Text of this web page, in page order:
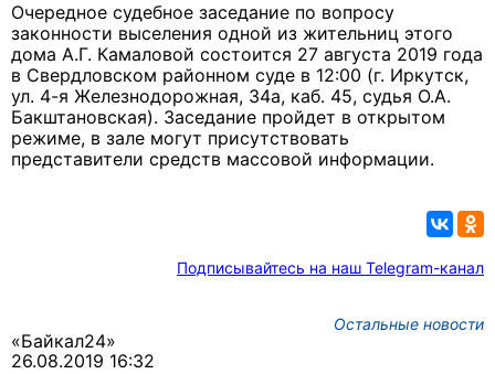
Очередное судебное заседание по вопросу
законности выселения одной из жительниц этого
дома А.Г. Камаловой состоится 27 августа 2019 года
в Свердловском районном суде в 12:00 (г. Иркутск,
ул. 4-я Железнодорожная, 34а, каб. 45, судья О.А.
Бакштановская). Заседание пройдет в открытом
режиме, в зале могут присутствовать
представители средств массовой информации.
Подписывайтесь на наш Telegram-канал
Остальные новости
«Байкал24»
26.08.2019 16:32